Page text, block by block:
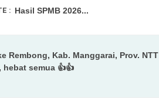
: Hasil SPMB 2026...
Informasi spmb 2026...
Rembong, Kab. Manggarai, Prov. NTT
hebat semua 👍👍